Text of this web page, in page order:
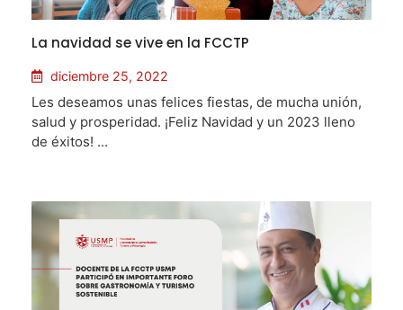
La navidad se vive en la FCCTP
diciembre 25, 2022
Les deseamos unas felices fiestas, de mucha unión,
salud y prosperidad. ¡Feliz Navidad y un 2023 lleno
de éxitos! ...